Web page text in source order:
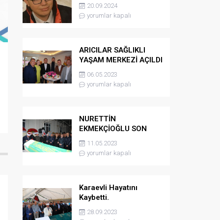
20.09.2024
yorumlar kapalı
ARICILAR SAĞLIKLI
YAŞAM MERKEZİ AÇILDI
06.05.2023
yorumlar kapalı
NURETTİN
EKMEKÇİOĞLU SON
YOLCULUĞUNA
UĞURLANDI
11.05.2023
yorumlar kapalı
Karaevli Hayatını
Kaybetti.
28.09.2023